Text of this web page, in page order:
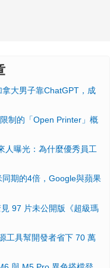
大男子靠ChatGPT，成
制的「Open Printer」概
人曝光：為什麼優秀員工
期的4倍，Google與蘋果
97 片未公開版《超級瑪
工具幫開發者省下 70 萬